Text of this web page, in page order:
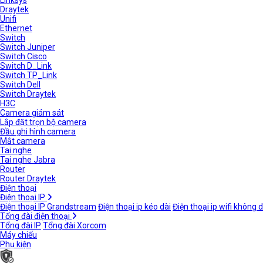
Draytek
Unifi
Ethernet
Switch
Switch Juniper
Switch Cisco
Switch D_Link
Switch TP_Link
Switch Dell
Switch Draytek
H3C
Camera giám sát
Lắp đặt trọn bộ camera
Đầu ghi hình camera
Mắt camera
Tai nghe
Tai nghe Jabra
Router
Router Draytek
Điện thoại
Điện thoại IP
Điện thoại IP Grandstream Điện thoại ip kéo dài Điện thoại ip wifi không
Tổng đài điện thoại
Tổng đài IP Tổng đài Xorcom
Máy chiếu
Phụ kiện